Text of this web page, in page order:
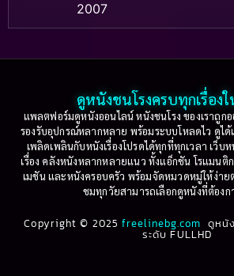
Based on a True Story เรื่อง
Based on Novel(16)
Betrayal(1)
Biography(3)
Biography ชีวประวัติ
2007
2003
2001
1999
1997
1995
1993
1991
ดูหนังชนโรงครบทุกเรื่องใ
แพลตฟอร์มดูหนังออนไลน์ หนังชนโรง ของเราถูก
รองรับอุปกรณ์หลากหลาย พร้อมระบบโหลดไว ดูไ
เพลิดเพลินกับหนังเรื่องโปรดได้ทุกที่ทุกเวลา เว็บ
เรื่อง คลังหนังหลากหลายแนว ทั้งแอ็กชัน โรแมน
เมชัน และหนังครอบครัว พร้อมจัดหมวดหมู่ให้ง่าย
ชมทุกวัยสามารถเลือกดูหนังที่ต้องก
Copyright © 2025freelinebg.com ดูหนั
ระดับ FULLHD